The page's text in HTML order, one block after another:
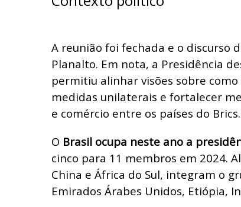
A reunião foi fechada e o discurso
Planalto. Em nota, a Presidência
permitiu alinhar visões sobre
medidas unilaterais e fortalecer
e comércio entre os países do Brics.
O Brasil ocupa neste ano a
cinco para 11 membros em 2024.
China e África do Sul, integram o
Emirados Árabes Unidos, Etiópia,